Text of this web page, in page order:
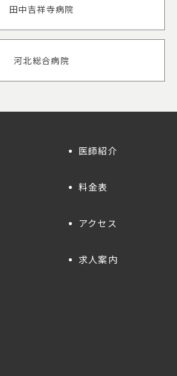
田中吉祥寺病院
河北総合病院
医師紹介
料金表
アクセス
求人案内